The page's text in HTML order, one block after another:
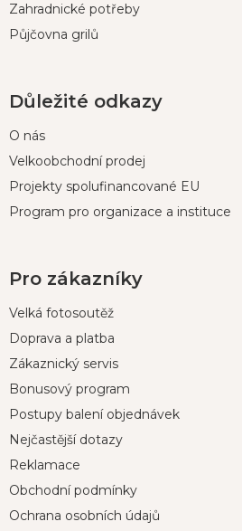
Zahradnické potřeby
Půjčovna grilů
Důležité odkazy
O nás
Velkoobchodní prodej
Projekty spolufinancované EU
Program pro organizace a instituce
Pro zákazníky
Velká fotosoutěž
Doprava a platba
Zákaznický servis
Bonusový program
Postupy balení objednávek
Nejčastější dotazy
Reklamace
Obchodní podmínky
Ochrana osobních údajů